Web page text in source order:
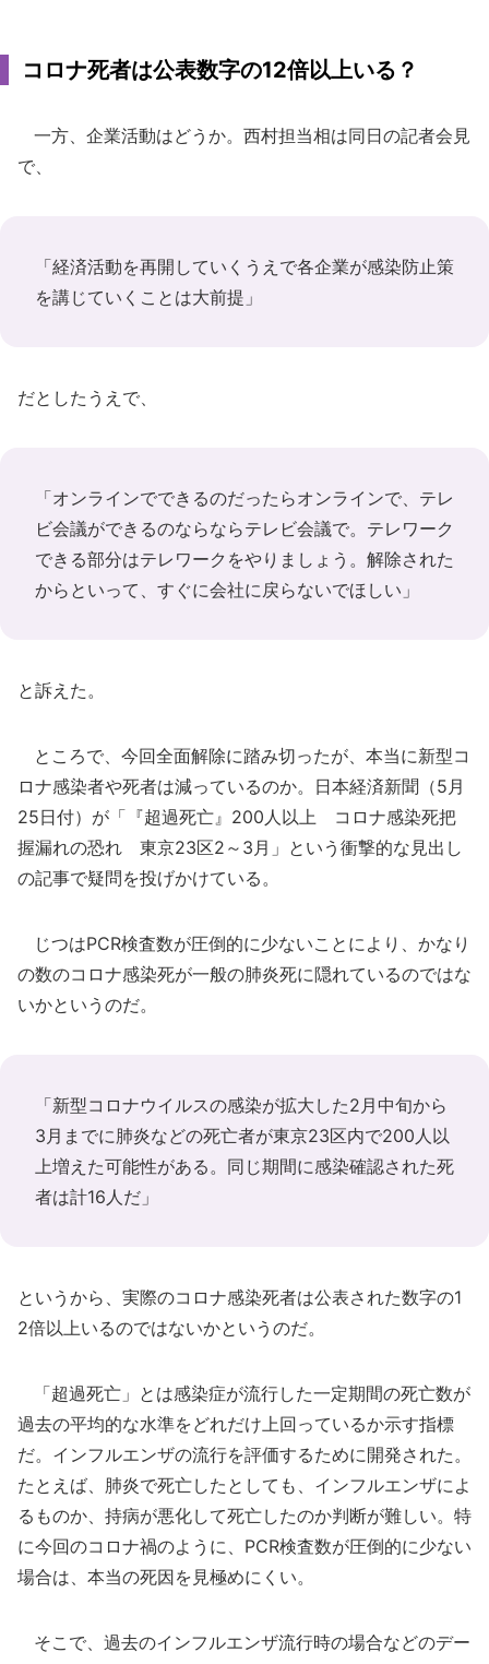
コロナ死者は公表数字の12倍以上いる？
一方、企業活動はどうか。西村担当相は同日の記者会見
で、
「経済活動を再開していくうえで各企業が感染防止策
を講じていくことは大前提」
だとしたうえで、
「オンラインでできるのだったらオンラインで、テレ
ビ会議ができるのならならテレビ会議で。テレワーク
できる部分はテレワークをやりましょう。解除された
からといって、すぐに会社に戻らないでほしい」
と訴えた。
ところで、今回全面解除に踏み切ったが、本当に新型コ
ロナ感染者や死者は減っているのか。日本経済新聞（5月
25日付）が「『超過死亡』200人以上 コロナ感染死把
握漏れの恐れ 東京23区2～3月」という衝撃的な見出し
の記事で疑問を投げかけている。
じつはPCR検査数が圧倒的に少ないことにより、かなり
の数のコロナ感染死が一般の肺炎死に隠れているのではな
いかというのだ。
「新型コロナウイルスの感染が拡大した2月中旬から
3月までに肺炎などの死亡者が東京23区内で200人以
上増えた可能性がある。同じ期間に感染確認された死
者は計16人だ」
というから、実際のコロナ感染死者は公表された数字の1
2倍以上いるのではないかというのだ。
「超過死亡」とは感染症が流行した一定期間の死亡数が
過去の平均的な水準をどれだけ上回っているか示す指標
だ。インフルエンザの流行を評価するために開発された。
たとえば、肺炎で死亡したとしても、インフルエンザによ
るものか、持病が悪化して死亡したのか判断が難しい。特
に今回のコロナ禍のように、PCR検査数が圧倒的に少ない
場合は、本当の死因を見極めにくい。
そこで、過去のインフルエンザ流行時の場合などのデー